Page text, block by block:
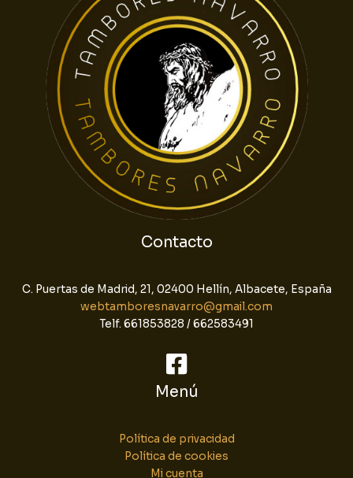
Contacto
C. Puertas de Madrid, 21, 02400 Hellín, Albacete, España
webtamboresnavarro@gmail.com
Telf. 661853828 / 662583491
Menú
Política de privacidad
Política de cookies
Mi cuenta